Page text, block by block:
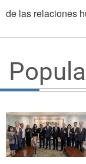
de las relaciones